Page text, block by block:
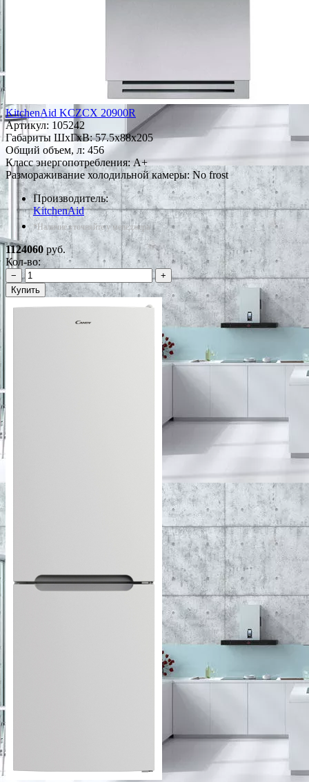
KitchenAid KCZCX 20900R
Артикул: 105242
Габариты ШxГxВ: 57.5x88x205
Общий объем, л: 456
Класс энергопотребления: A+
Размораживание холодильной камеры: No frost
Производитель:
KitchenAid
*Наличие уточняйте у менеджера
1124060руб.
Кол-во:
−
+
Купить